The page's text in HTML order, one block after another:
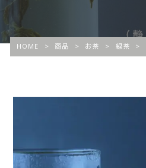
HOME > 商品 > お茶 > 緑茶 >